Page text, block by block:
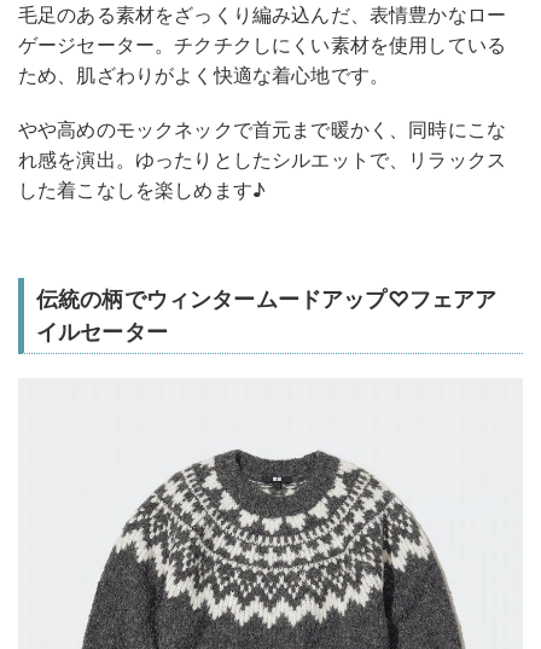
毛足のある素材をざっくり編み込んだ、表情豊かなロー
ゲージセーター。チクチクしにくい素材を使用している
ため、肌ざわりがよく快適な着心地です。
やや高めのモックネックで首元まで暖かく、同時にこな
れ感を演出。ゆったりとしたシルエットで、リラックス
した着こなしを楽しめます♪
伝統の柄でウィンタームードアップ♡フェアア
イルセーター